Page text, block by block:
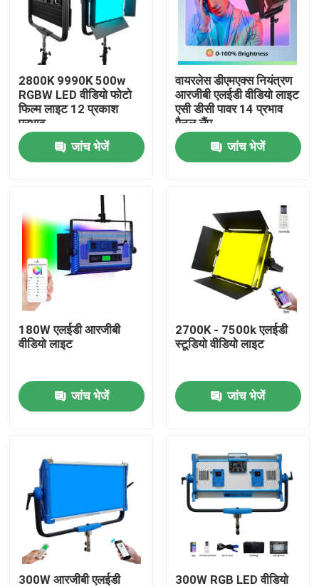
उत्पाद
वीडियो
हमारे बारे में
कारखाने का दौरा
गुणवत्ता नियंत्रण
समाचार
मामले
एलईडी वीडियो स्टूडियो लाइट्स
2800K 9990K 500w
RGBW LED वीडियो फोटो
फिल्म लाइट 12 प्रकाश
प्रभाव
जांच भेजें
वायरलेस डीएमएक्स नियंत्रण
आरजीबी एलईडी वीडियो लाइट
एसी डीसी पावर 14 प्रभाव
पैनल लैंप
जांच भेजें
180W एलईडी आरजीबी
वीडियो लाइट
जांच भेजें
2700K - 7500k एलईडी
स्टूडियो वीडियो लाइट
जांच भेजें
300W आरजीबी एलईडी 300W RGB LED वीडियो